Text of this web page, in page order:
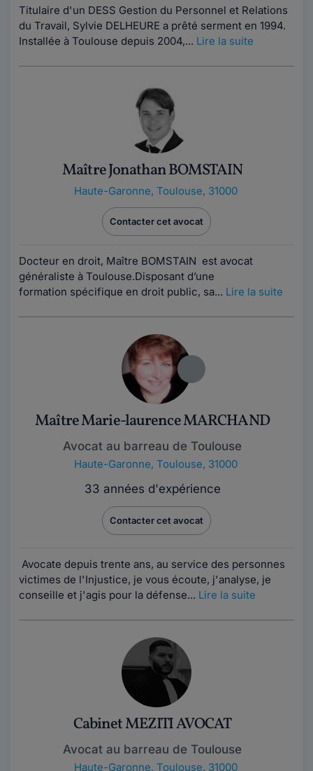
Titulaire d'un DESS Gestion du Personnel et Relations
du Travail, Sylvie DELHEURE a prêté serment en 1994.
Installée à Toulouse depuis 2004,... Lire la suite
Maître Jonathan BOMSTAIN
Haute-Garonne, Toulouse, 31000
Contacter cet avocat
Docteur en droit, Maître BOMSTAIN est avocat
généraliste à Toulouse.Disposant d’une
formation spécifique en droit public, sa... Lire la suite
Maître Marie-laurence MARCHAND
Avocat au barreau de Toulouse
Haute-Garonne, Toulouse, 31000
33 années d'expérience
Contacter cet avocat
Avocate depuis trente ans, au service des personnes
victimes de l'Injustice, je vous écoute, j'analyse, je
conseille et j'agis pour la défense... Lire la suite
Cabinet MEZITI AVOCAT
Avocat au barreau de Toulouse
Haute-Garonne, Toulouse, 31000